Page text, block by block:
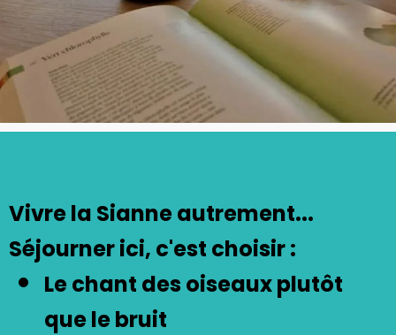
Vivre la Sianne autrement...
Séjourner ici, c'est choisir :
Le chant des oiseauxplutôt
que le bruit